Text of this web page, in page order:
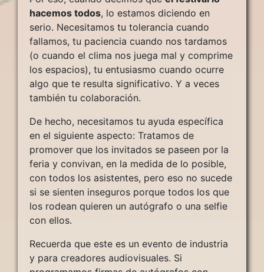
hacemos todos, lo estamos diciendo en
serio. Necesitamos tu tolerancia cuando
fallamos, tu paciencia cuando nos tardamos
(o cuando el clima nos juega mal y comprime
los espacios), tu entusiasmo cuando ocurre
algo que te resulta significativo. Y a veces
también tu colaboración.
De hecho, necesitamos tu ayuda específica
en el siguiente aspecto: Tratamos de
promover que los invitados se paseen por la
feria y convivan, en la medida de lo posible,
con todos los asistentes, pero eso no sucede
si se sienten inseguros porque todos los que
los rodean quieren un autógrafo o una selfie
con ellos.
Recuerda que este es un evento de industria
y para creadores audiovisuales. Si